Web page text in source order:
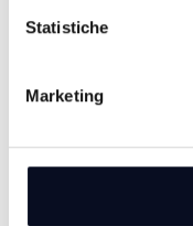
Statistiche
Marketing
RIMINI:
macedone